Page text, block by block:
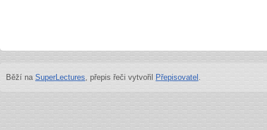
Běží na SuperLectures, přepis řeči vytvořil Přepisovatel .